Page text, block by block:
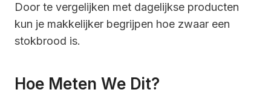
Door te vergelijken met dagelijkse producten
kun je makkelijker begrijpen hoe zwaar een
stokbrood is.
Hoe Meten We Dit?